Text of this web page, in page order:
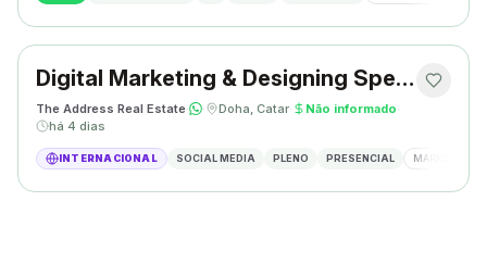
Digital Marketing & Designing Specialist
The Address Real Estate· · Doha, Catar· Não informado·
há 4 dias
INTERNACIONAL SOCIAL MEDIA PLENO PRESENCIAL MARKETING